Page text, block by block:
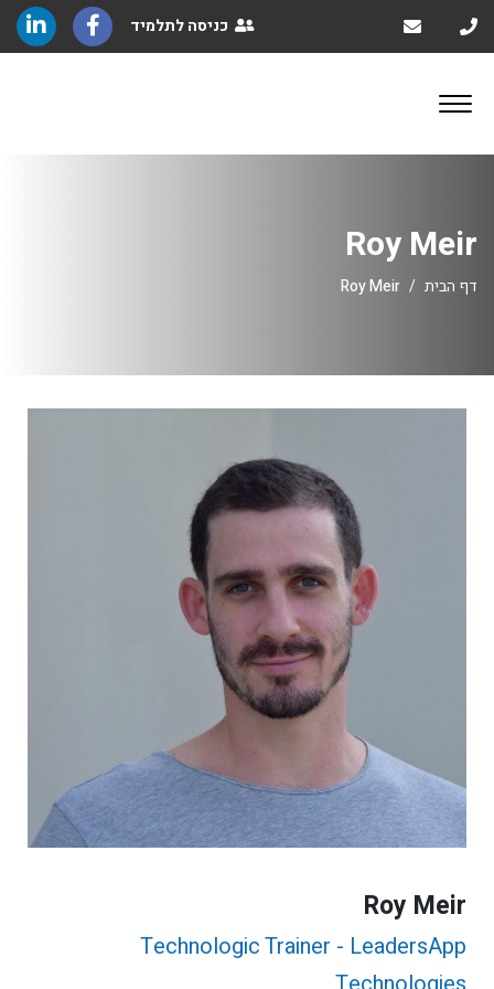
כניסה לתלמיד
Roy Meir
דף הבית Roy Meir
Roy Meir
Technologic Trainer - LeadersApp